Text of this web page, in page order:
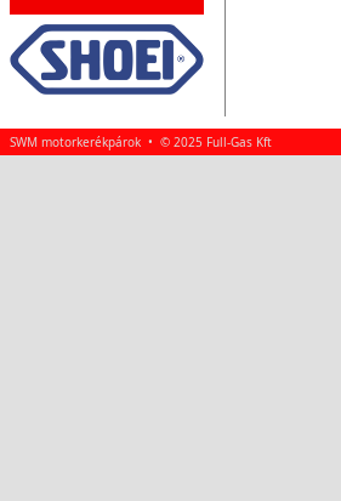
SWM motorkerékpárok • © 2025 Full-Gas Kft